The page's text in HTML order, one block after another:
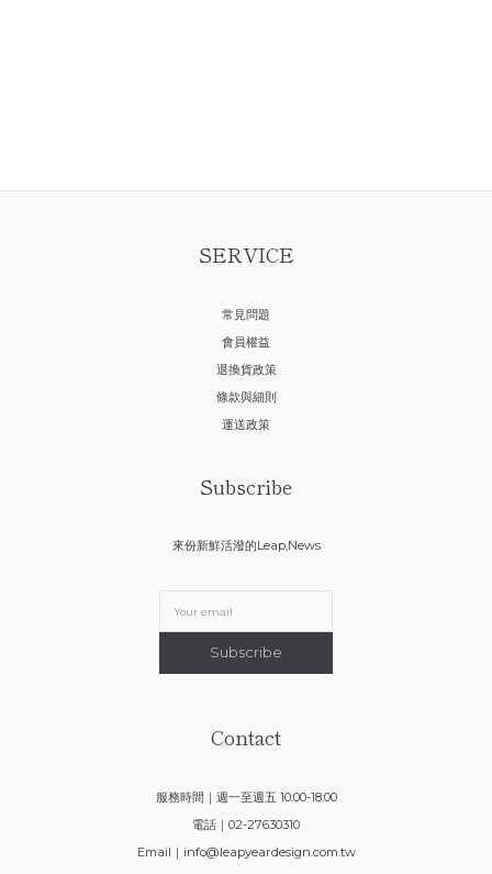
SERVICE
常見問題
會員權益
退換貨政策
條款與細則
運送政策
Subscribe
來份新鮮活潑的Leap,News
Subscribe
Contact
服務時間｜週一至週五 10:00-18:00
電話｜02-27630310
Email｜ info@leapyeardesign.com.tw